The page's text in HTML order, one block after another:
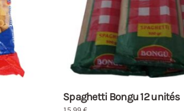
Spaghetti Bongu 12 unités